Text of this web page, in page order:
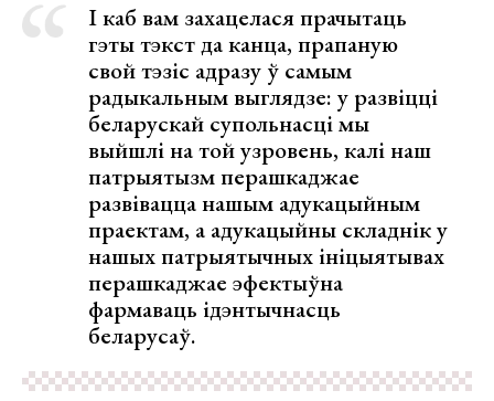
І каб вам захацелася прачытаць
гэты тэкст да канца, прапаную
свой тэзіс адразу ў самым
радыкальным выглядзе: у развіцці
беларускай супольнасці мы
выйшлі на той узровень, калі наш
патрыятызм перашкаджае
развівацца нашым адукацыйным
праектам, а адукацыйны складнік у
нашых патрыятычных ініцыятывах
перашкаджае эфектыўна
фармаваць ідэнтычнасць
беларусаў.